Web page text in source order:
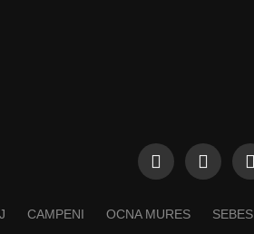
CAMPENI OCNA MURES SEBES